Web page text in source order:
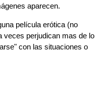
aparecen.
película erótica (no
veces perjudican mas de lo
con las situaciones o